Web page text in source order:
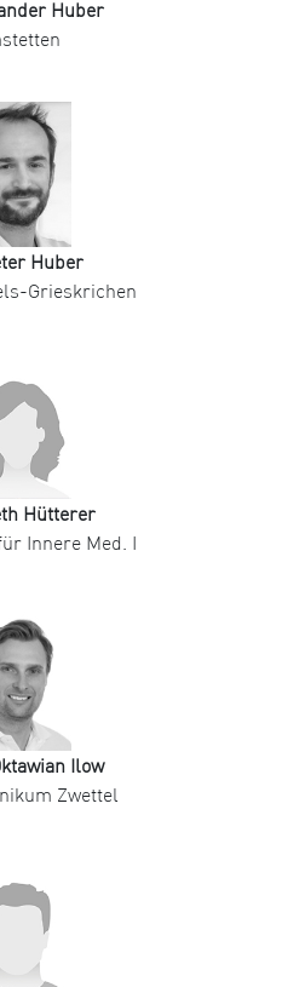
Huber
Huber
Grieskrichen
Hütterer
Innere Med. I
Ilow
Zwettel